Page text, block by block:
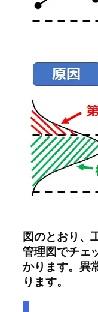
図のとおり、
管理図でチェ
かります。異
ります。